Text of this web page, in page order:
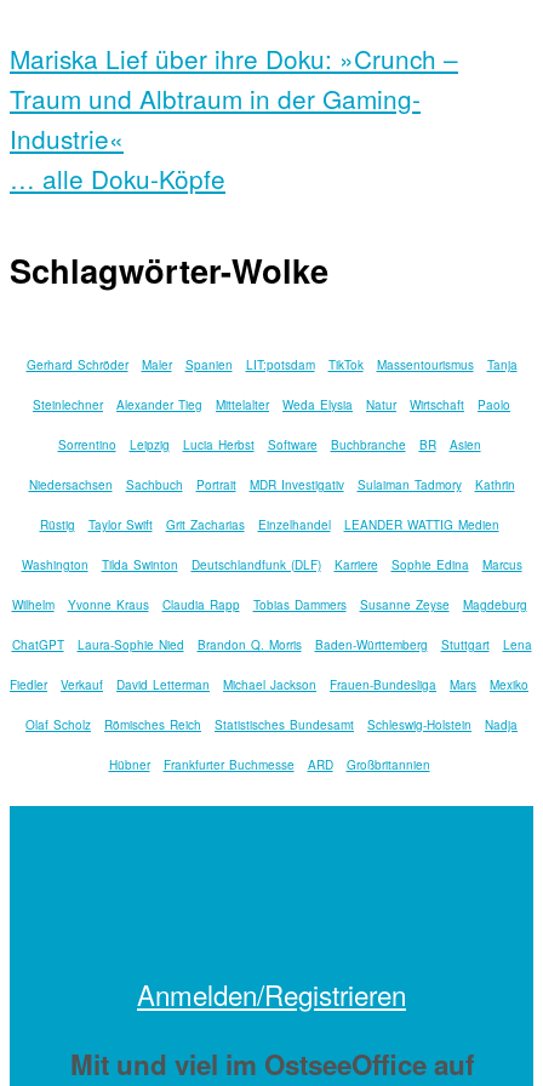
Mariska Lief über ihre Doku: »Crunch –
Traum und Albtraum in der Gaming-
Industrie«
… alle Doku-Köpfe
Schlagwörter-Wolke
Gerhard Schröder Maler Spanien LIT:potsdam TikTok Massentourismus Tanja
Steinlechner Alexander Tieg Mittelalter Weda Elysia Natur Wirtschaft Paolo
Sorrentino Leipzig Lucia Herbst Software Buchbranche BR Asien
Niedersachsen Sachbuch Portrait MDR Investigativ Sulaiman Tadmory Kathrin
Rüstig Taylor Swift Grit Zacharias Einzelhandel LEANDER WATTIG Medien
Washington Tilda Swinton Deutschlandfunk (DLF) Karriere Sophie Edina Marcus
Wilhelm Yvonne Kraus Claudia Rapp Tobias Dammers Susanne Zeyse Magdeburg
ChatGPT Laura-Sophie Nied Brandon Q. Morris Baden-Württemberg Stuttgart Lena
Fiedler Verkauf David Letterman Michael Jackson Frauen-Bundesliga Mars Mexiko
Olaf Scholz Römisches Reich Statistisches Bundesamt Schleswig-Holstein Nadja
Hübner Frankfurter Buchmesse ARD Großbritannien
Anmelden/Registrieren
Mit und viel im OstseeOffice auf